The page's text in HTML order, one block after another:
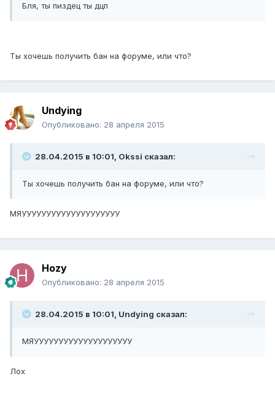
Бля, ты пиздец ты дцп
Ты хочешь получить бан на форуме, или что?
Undying
Опубликовано: 28 апреля 2015
28.04.2015 в 10:01, Okssi сказал:
Ты хочешь получить бан на форуме, или что?
МЯУУУУУУУУУУУУУУУУУУУУ
Hozy
Опубликовано: 28 апреля 2015
28.04.2015 в 10:01, Undying сказал:
МЯУУУУУУУУУУУУУУУУУУУУ
Лох